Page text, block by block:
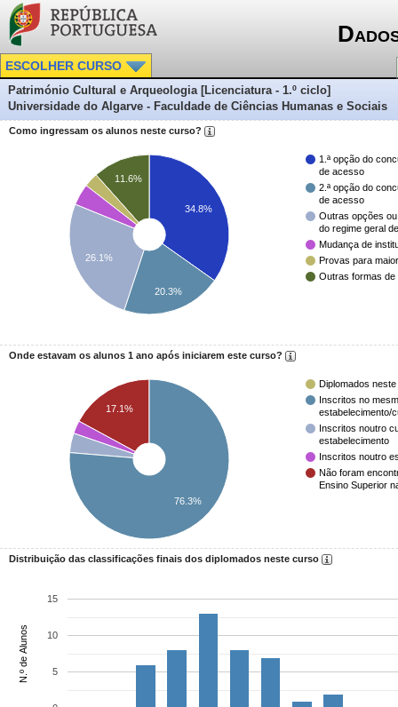
ESCOLHER CURSO
Património Cultural e Arqueologia [Licenciatura - 1.º ciclo]
Universidade do Algarve - Faculdade de Ciências Humanas e Sociais
Como ingressam os alunos neste curso?
1.ª opção do
de acesso
2.ª opção do
de acesso
Outras opções
do regime geral
Mudança de
Provas para
Outras formas de
34.8%
11.6%
26.1%
20.3%
Onde estavam os alunos 1 ano após iniciarem este curso?
Diplomados
Inscritos no
estabelecimento/
Inscritos noutro
estabelecimento
Inscritos noutro
Não foram
Ensino Superior
17.1%
76.3%
Distribuição das classificações finais dos diplomados neste curso
5
10
15
N.º de Alunos